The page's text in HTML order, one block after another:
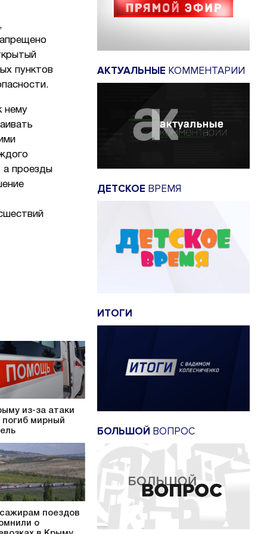
пунктов
нему
а проезды
из-за атаки
мирный
поездов
о
АКТУАЛЬНЫЕ КОММЕНТАРИИ
ДЕТСКОЕ ВРЕМЯ
ИТОГИ
БОЛЬШОЙ ВОПРОС